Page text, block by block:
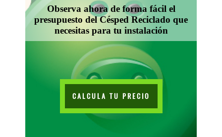
Observa ahora de forma fácil el
presupuesto del Césped Reciclado que
necesitas para tu instalación
CALCULA TU PRECIO